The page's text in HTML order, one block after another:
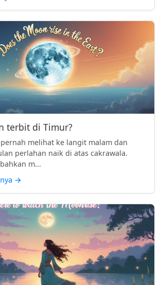
terbit di Timur?
melihat ke langit malam dan
perlahan naik di atas cakrawala.
m...
→